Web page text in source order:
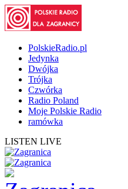
PolskieRadio.pl
Jedynka
Dwójka
Trójka
Czwórka
Radio Poland
Moje Polskie Radio
ramówka
LISTEN LIVE